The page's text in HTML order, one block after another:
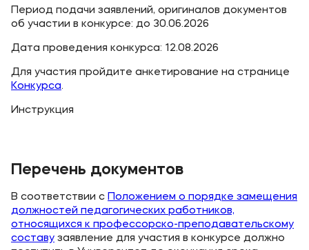
Банковские реквизиты
Карьера
+7 (4852) 74-48-91
+7-968-593-08-28 - сотовый
Период подачи заявлений, оригиналов документов
об участии в конкурсе: до 30.06.2026
Дата проведения конкурса: 12.08.2026
Для участия пройдите анкетирование на странице
Конкурса.
Инструкция
Перечень документов
В соответствии с Положением о порядке замещения
должностей педагогических работников,
относящихся к профессорско-преподавательскому
составу заявление для участия в конкурсе должно